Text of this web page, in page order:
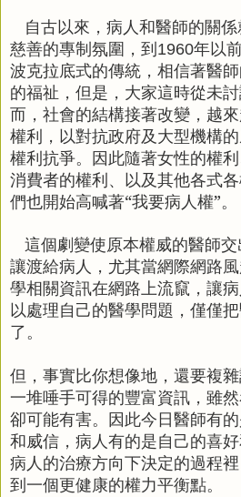
自古以來，病人和醫師的關
慈善的專制氛圍，到1960年以
波克拉底式的傳統，相信著醫
的福祉，但是，大家這時從未
而，社會的結構接著改變，越
權利，以對抗政府及大型機構
權利抗爭。因此隨著女性的權利
消費者的權利、以及其他各式
們也開始高喊著“我要病人權”。
這個劇變使原本權威的醫師交
讓渡給病人，尤其當網際網路
學相關資訊在網路上流竄，讓
以處理自己的醫學問題，僅僅
了。
但，事實比你想像地，還要複
一堆唾手可得的豐富資訊，雖
卻可能有害。因此今日醫師有
和威信，病人有的是自己的喜
病人的治療方向下決定的過程裡
到一個更健康的權力平衡點。